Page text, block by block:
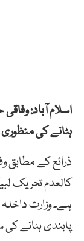
اسلام آباد:
ہٹانے کی
ذرائع کے مطابق
کالعدم تحریک
ہے۔ وزارت
پابندی ہٹانے